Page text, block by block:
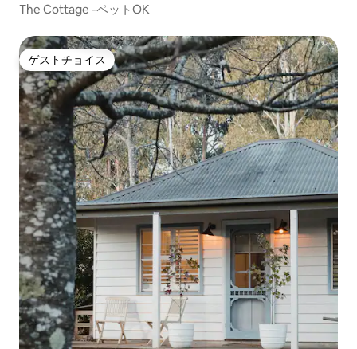
The Cottage -ペットOK
ゲストチョイス
ゲストチョイス